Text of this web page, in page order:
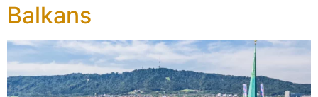
Balkans